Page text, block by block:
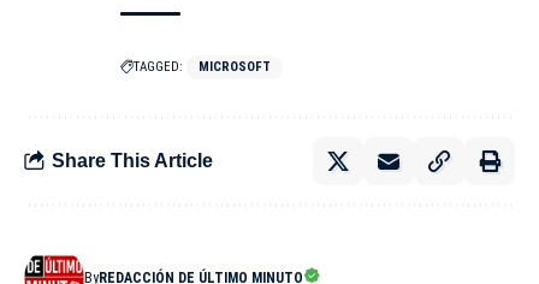
TAGGED: MICROSOFT
Share This Article
ByREDACCIÓN DE ÚLTIMO MINUTO